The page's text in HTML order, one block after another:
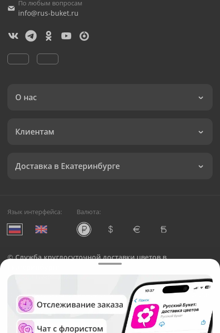
По любым вопросам
info@rus-buket.ru
О нас
Клиентам
Доставка в Екатеринбурге
Язык интерфейса: Валюта:
©Служба круглосуточной доставки цветов в
Русский Букет, 2026
Общество с ограниченной ответственностью «Технология»
ОГРН: 1195476081745, ИНН: 5410081997
Юридический адрес: г. Новосибирск, ул. Ипподромская,
д.42, оф. 3